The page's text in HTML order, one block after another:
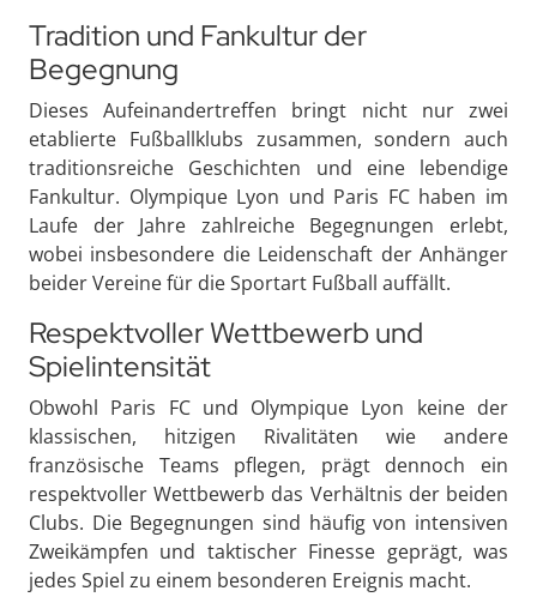
Tradition und Fankultur der
Begegnung
Dieses Aufeinandertreffen bringt nicht nur zwei
etablierte Fußballklubs zusammen, sondern auch
traditionsreiche Geschichten und eine lebendige
Fankultur. Olympique Lyon und Paris FC haben im
Laufe der Jahre zahlreiche Begegnungen erlebt,
wobei insbesondere die Leidenschaft der Anhänger
beider Vereine für die Sportart Fußball auffällt.
Respektvoller Wettbewerb und
Spielintensität
Obwohl Paris FC und Olympique Lyon keine der
klassischen, hitzigen Rivalitäten wie andere
französische Teams pflegen, prägt dennoch ein
respektvoller Wettbewerb das Verhältnis der beiden
Clubs. Die Begegnungen sind häufig von intensiven
Zweikämpfen und taktischer Finesse geprägt, was
jedes Spiel zu einem besonderen Ereignis macht.